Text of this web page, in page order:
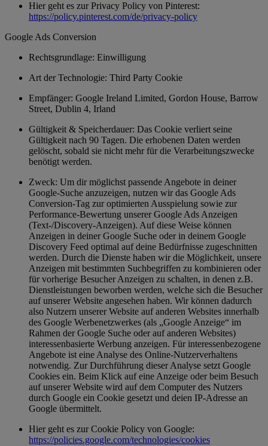
Hier geht es zur Privacy Policy von Pinterest:
https://policy.pinterest.com/de/privacy-policy
Google Ads Conversion
Rechtsgrundlage: Einwilligung
Art der Technologie: Third Party Cookie
Empfänger: Google Ireland Limited, Gordon House, Barrow
Street, Dublin 4, Irland
Gültigkeit & Speicherdauer: Das Cookie verliert seine
Gültigkeit nach 90 Tagen. Die erhobenen Daten werden
gelöscht, sobald sie nicht mehr für die Verarbeitungszwecke
benötigt werden.
Zweck: Um dir möglichst passende Angebote in deiner
Google-Suche anzuzeigen, nutzen wir das Google Ads
Conversion-Tag zur optimierten Ausspielung sowie zur
Performance-Bewertung unserer Google Ads Anzeigen
(Text-/Discovery-Anzeigen). Auf diese Weise können
Anzeigen in deiner Google Suche oder in deinem Google
Discovery Feed optimal auf deine Bedürfnisse zugeschnitten
werden. Durch die Dienste haben wir die Möglichkeit, unsere
Anzeigen mit bestimmten Suchbegriffen zu kombinieren oder
für vorherige Besucher Anzeigen zu schalten, in denen z.B.
Dienstleistungen beworben werden, welche sich die Besucher
auf unserer Website angesehen haben. Wir können dadurch
also Nutzern unserer Website auf anderen Websites innerhalb
des Google Werbenetzwerkes (als „Google Anzeige“ im
Rahmen der Google Suche oder auf anderen Websites)
interessenbasierte Werbung anzeigen. Für interessenbezogene
Angebote ist eine Analyse des Online-Nutzerverhaltens
notwendig. Zur Durchführung dieser Analyse setzt Google
Cookies ein. Beim Klick auf eine Anzeige oder beim Besuch
auf unserer Website wird auf dem Computer des Nutzers
durch Google ein Cookie gesetzt und deien IP-Adresse an
Google übermittelt.
Hier geht es zur Cookie Policy von Google:
https://policies.google.com/technologies/cookies